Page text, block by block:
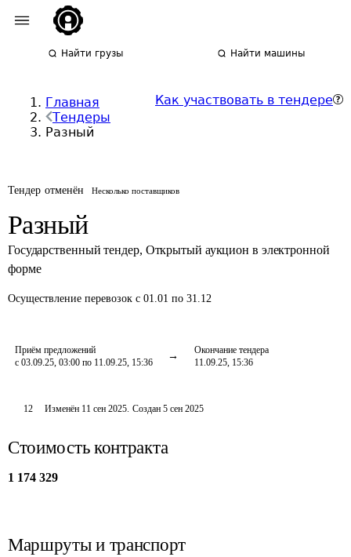
Найти грузы Найти машины
Главная
Тендеры
Разный
Как участвовать в тендере
Тендер отменён Несколько поставщиков
Разный
Государственный тендер, Открытый аукцион в электронной
форме
Осуществление перевозок с 01.01 по 31.12
Приём предложений
с 03.09.25, 03:00 по 11.09.25, 15:36
Окончание тендера
11.09.25, 15:36
12 Изменён 11 сен 2025. Создан 5 сен 2025
Стоимость контракта
1 174 329
Маршруты и транспорт